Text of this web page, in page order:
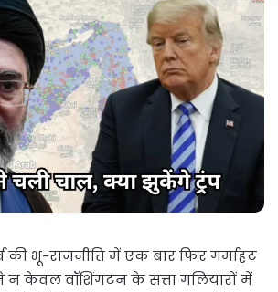
की भू-राजनीति में एक बार फिर गर्माहट
न केवल वॉशिंगटन के सत्ता गलियारों में